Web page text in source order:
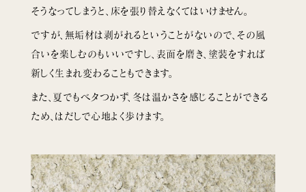
そうなってしまうと、床を張り替えなくてはいけません。
ですが、無垢材は剥がれるということがないので、その風
合いを楽しむのもいいですし、表面を磨き、塗装をすれば
新しく生まれ変わることもできます。
また、夏でもベタつかず、冬は温かさを感じることができる
ため、はだしで心地よく歩けます。